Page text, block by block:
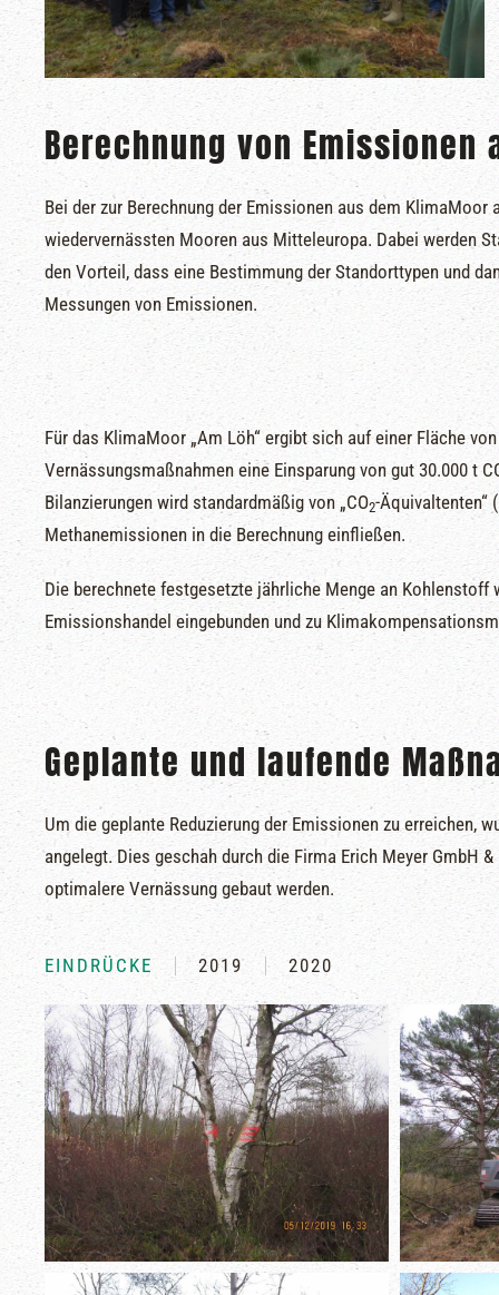
Berechnung von Emissionen
Bei der zur Berechnung der Emissionen aus dem
wiedervernässten Mooren aus Mitteleuropa. Dabei werden
den Vorteil, dass eine Bestimmung der Standorttypen und
Messungen von Emissionen.
Für das KlimaMoor „Am Löh“ ergibt sich auf einer Fläche
Vernässungsmaßnahmen eine Einsparung von gut 30.000 t
Bilanzierungen wird standardmäßig von „CO2-Äquivaltenten“
Methanemissionen in die Berechnung einfließen.
Die berechnete festgesetzte jährliche Menge an Kohlenstoff
Emissionshandel eingebunden und zu
Geplante und laufende
Um die geplante Reduzierung der Emissionen zu erreichen,
angelegt. Dies geschah durch die Firma Erich Meyer GmbH
optimalere Vernässung gebaut werden.
EINDRÜCKE 2019 2020